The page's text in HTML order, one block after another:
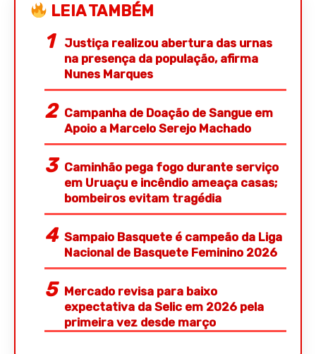
LEIA TAMBÉM
Justiça realizou abertura das urnas
na presença da população, afirma
Nunes Marques
Campanha de Doação de Sangue em
Apoio a Marcelo Serejo Machado
Caminhão pega fogo durante serviço
em Uruaçu e incêndio ameaça casas;
bombeiros evitam tragédia
Sampaio Basquete é campeão da Liga
Nacional de Basquete Feminino 2026
Mercado revisa para baixo
expectativa da Selic em 2026 pela
primeira vez desde março